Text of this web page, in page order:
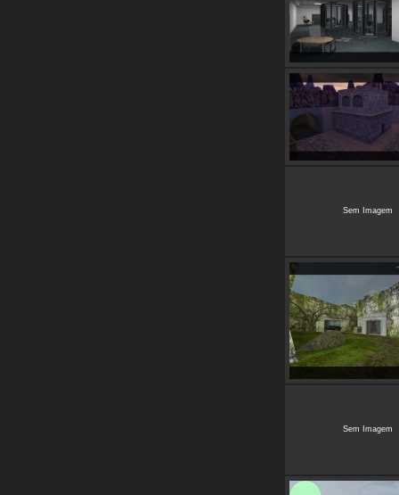
Sem Imagem
Sem Imagem